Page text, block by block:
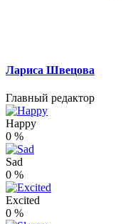
Лариса Швецова
Главный редактор
Happy
0 %
Sad
0 %
Excited
0 %